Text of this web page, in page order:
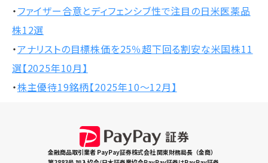
・ファイザー合意とディフェンシブ性で注目の日米医薬品
株12選
・アナリストの目標株価を25％超下回る割安な米国株11
選【2025年10月】
・株主優待19銘柄【2025年10～12月】
金融商品取引業者 PayPay証券株式会社 関東財務局長（金商）